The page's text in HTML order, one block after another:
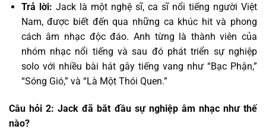
Trả lời: Jack là một nghệ sĩ, ca sĩ nổi tiếng người Việt
Nam, được biết đến qua những ca khúc hit và phong
cách âm nhạc độc đáo. Anh từng là thành viên của
nhóm nhạc nổi tiếng và sau đó phát triển sự nghiệp
solo với nhiều bài hát gây tiếng vang như “Bạc Phận,”
“Sóng Gió,” và “Là Một Thói Quen.”
Câu hỏi 2: Jack đã bắt đầu sự nghiệp âm nhạc như thế
nào?